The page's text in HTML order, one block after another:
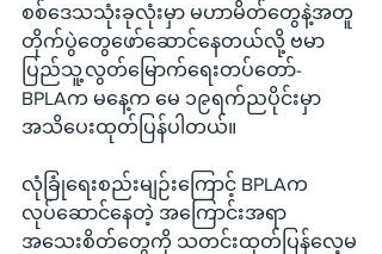
စစ်ဒေသသုံးခုလုံးမှာ မဟာမိတ်တွေနဲ့အတူ
တိုက်ပွဲတွေဖော်ဆောင်နေတယ်လို့ ဗမာ
ပြည်သူ့လွတ်မြောက်ရေးတပ်တော်-
BPLAက မနေ့က မေ ၁၉ရက်ညပိုင်းမှာ
အသိပေးထုတ်ပြန်ပါတယ်။
လုံခြုံရေးစည်းမျဉ်းကြောင့် BPLAက
လုပ်ဆောင်နေတဲ့ အကြောင်းအရာ
အသေးစိတ်တွေကို သတင်းထုတ်ပြန်လေ့မ